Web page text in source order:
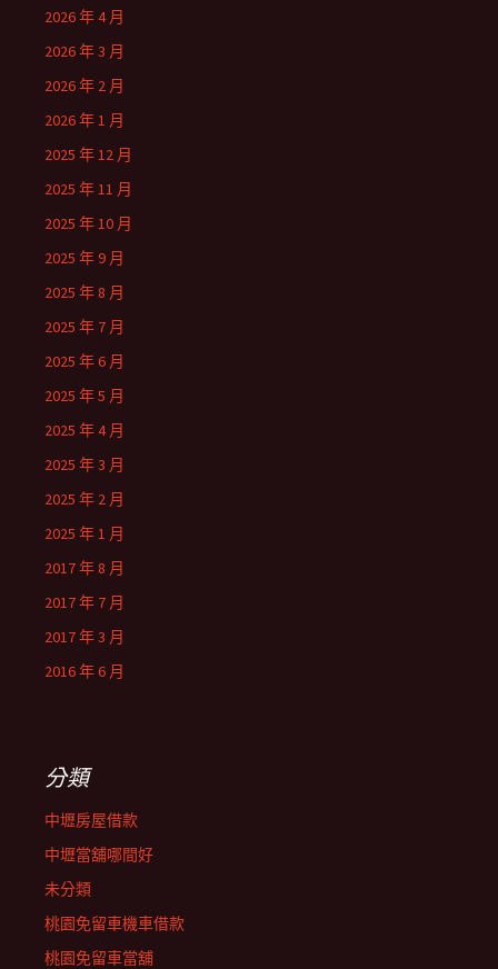
2026 年 4 月
2026 年 3 月
2026 年 2 月
2026 年 1 月
2025 年 12 月
2025 年 11 月
2025 年 10 月
2025 年 9 月
2025 年 8 月
2025 年 7 月
2025 年 6 月
2025 年 5 月
2025 年 4 月
2025 年 3 月
2025 年 2 月
2025 年 1 月
2017 年 8 月
2017 年 7 月
2017 年 3 月
2016 年 6 月
分類
中壢房屋借款
中壢當舖哪間好
未分類
桃園免留車機車借款
桃園免留車當舖